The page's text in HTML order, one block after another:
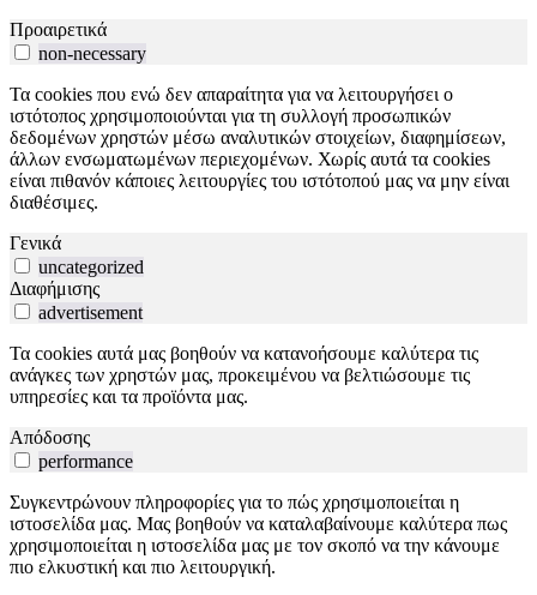
Προαιρετικά
non-necessary
Τα cookies που ενώ δεν απαραίτητα για να λειτουργήσει ο
ιστότοπος χρησιμοποιούνται για τη συλλογή προσωπικών
δεδομένων χρηστών μέσω αναλυτικών στοιχείων, διαφημίσεων,
άλλων ενσωματωμένων περιεχομένων. Χωρίς αυτά τα cookies
είναι πιθανόν κάποιες λειτουργίες του ιστότοπού μας να μην είναι
διαθέσιμες.
Γενικά
uncategorized
Διαφήμισης
advertisement
Τα cookies αυτά μας βοηθούν να κατανοήσουμε καλύτερα τις
ανάγκες των χρηστών μας, προκειμένου να βελτιώσουμε τις
υπηρεσίες και τα προϊόντα μας.
Απόδοσης
performance
Συγκεντρώνουν πληροφορίες για το πώς χρησιμοποιείται η
ιστοσελίδα μας. Μας βοηθούν να καταλαβαίνουμε καλύτερα πως
χρησιμοποιείται η ιστοσελίδα μας με τον σκοπό να την κάνουμε
πιο ελκυστική και πιο λειτουργική.